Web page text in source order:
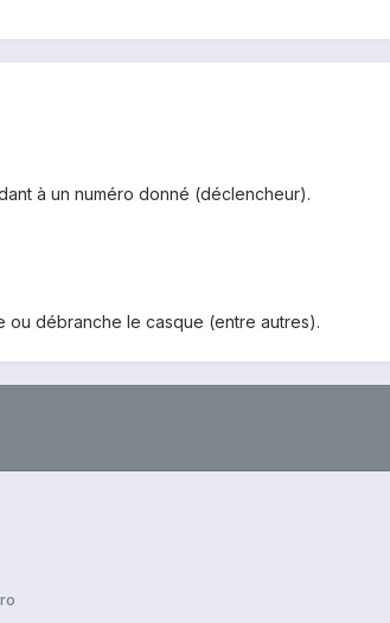
à un numéro donné (déclencheur).
ou débranche le casque (entre autres).